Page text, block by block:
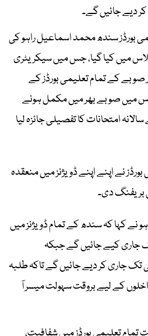
بورڈز سندھ محمد اسماعیل راہو کی
میں کیا گیا، جس میں سیکریٹری
کے تمام تعلیمی بورڈز کے
میں صوبے بھر میں مکمل ہونے
امتحانات کا تفصیلی جائزہ لیا
نے اپنے اپنے ڈویژنز میں منعقدہ
بریفنگ دی۔
نے کہا کہ سندھ کے تمام ڈویژنز میں
10 جولائی تک جاری کیے جائیں گے جبکہ
کے نتائج 31 جولائی تک جاری کر دیے جائیں گے تاکہ طلبہ
کے لیے بروقت سہولت میسر آ